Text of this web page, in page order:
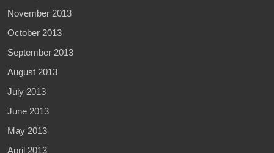
November 2013
October 2013
September 2013
August 2013
July 2013
June 2013
May 2013
April 2013